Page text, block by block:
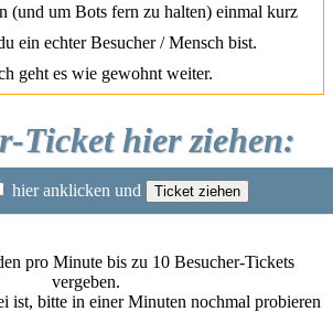
(und um Bots fern zu halten) einmal kurz
ein echter Besucher / Mensch bist.
geht es wie gewohnt weiter.
Ticket hier ziehen:
hier anklicken und
pro Minute bis zu 10 Besucher-Tickets
vergeben.
ist, bitte in einer Minuten nochmal probieren